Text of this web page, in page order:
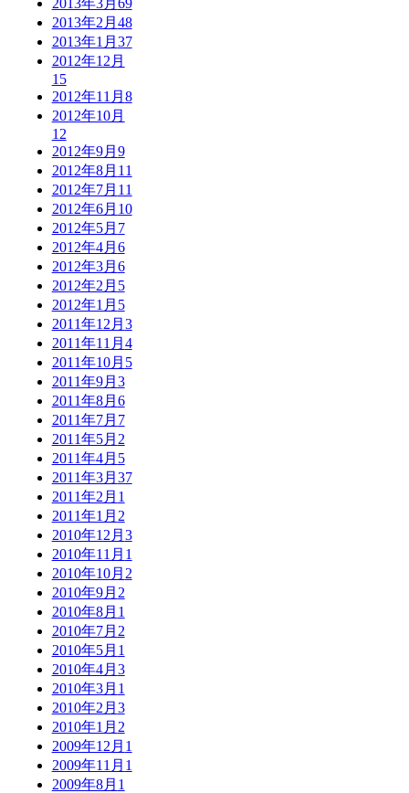
2013年3月 69
2013年2月 48
2013年1月 37
2012年12月
15
2012年11月 8
2012年10月
12
2012年9月 9
2012年8月 11
2012年7月 11
2012年6月 10
2012年5月 7
2012年4月 6
2012年3月 6
2012年2月 5
2012年1月 5
2011年12月 3
2011年11月 4
2011年10月 5
2011年9月 3
2011年8月 6
2011年7月 7
2011年5月 2
2011年4月 5
2011年3月 37
2011年2月 1
2011年1月 2
2010年12月 3
2010年11月 1
2010年10月 2
2010年9月 2
2010年8月 1
2010年7月 2
2010年5月 1
2010年4月 3
2010年3月 1
2010年2月 3
2010年1月 2
2009年12月 1
2009年11月 1
2009年8月 1